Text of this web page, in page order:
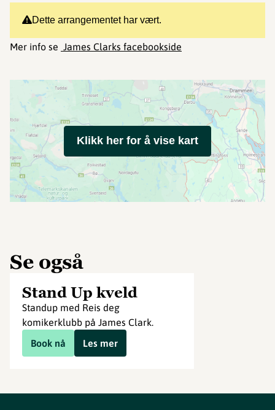
Dette arrangementet har vært.
Mer info se James Clarks facebookside
Klikk her for å vise kart
Se også
Stand Up kveld
Standup med Reis deg
komikerklubb på James Clark.
Book nå
Les mer